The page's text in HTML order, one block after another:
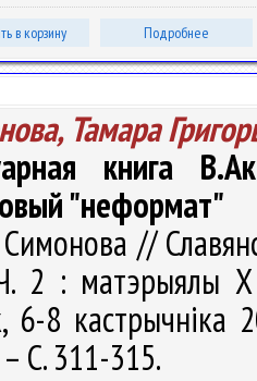
в корзину Подробнее
Тамара
книга
"неформат"
//
2 : матэрыялы X
6-8 кастрычнiка
С. 311-315.